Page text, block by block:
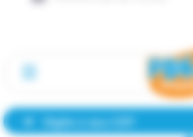
Digite o seu CEP